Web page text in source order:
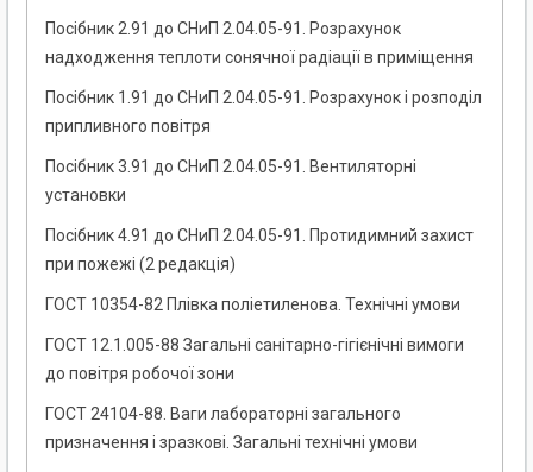
Посібник 2.91 до СНиП 2.04.05-91. Розрахунок
надходження теплоти сонячної радіації в приміщення
Посібник 1.91 до СНиП 2.04.05-91. Розрахунок і розподіл
припливного повітря
Посібник 3.91 до СНиП 2.04.05-91. Вентиляторні
установки
Посібник 4.91 до СНиП 2.04.05-91. Протидимний захист
при пожежі (2 редакція)
ГОСТ 10354-82 Плівка поліетиленова. Технічні умови
ГОСТ 12.1.005-88 Загальні санітарно-гігієнічні вимоги
до повітря робочої зони
ГОСТ 24104-88. Ваги лабораторні загального
призначення і зразкові. Загальні технічні умови